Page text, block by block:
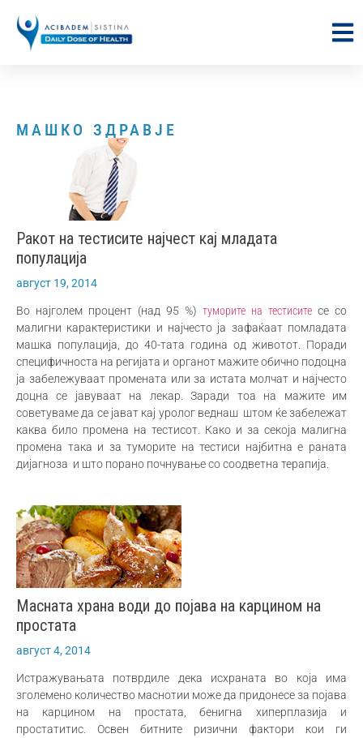
МАШКО ЗДРАВЈЕ
Ракот на тестисите најчест кај младата
популација
август 19, 2014
Во најголем процент (над 95 %) туморите на тестисите се со
малигни карактеристики и најчесто ја зафаќаат помладата
машка популација, до 40-тата година од животот. Поради
специфичноста на регијата и органот мажите обично подоцна
ја забележуваат промената или за истата молчат и најчесто
доцна се јавуваат на лекар. Заради тоа на мажите им
советуваме да се јават кај уролог веднаш штом ќе забележат
каква било промена на тестисот. Како и за секоја малигна
промена така и за туморите на тестиси најбитна е раната
дијагноза и што порано почнување со соодветна терапија.
Масната храна води до појава на карцином на
простата
август 4, 2014
Истражувањата потврдиле дека исхраната во која има
зголемено количество маснотии може да придонесе за појава
на карцином на простата, бенигна хиперплазија и
простатитис. Освен битните ризични фактори кои ги